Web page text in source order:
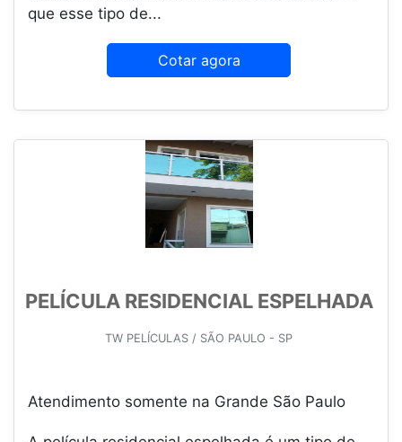
que esse tipo de...
Cotar agora
PELÍCULA RESIDENCIAL ESPELHADA
TW PELÍCULAS / SÃO PAULO - SP
Atendimento somente na Grande São Paulo